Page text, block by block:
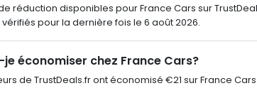
réduction disponibles pour France Cars sur
pour la dernière fois le 6 août 2026.
économiser chez France Cars?
de TrustDeals.fr ont économisé €21 sur France